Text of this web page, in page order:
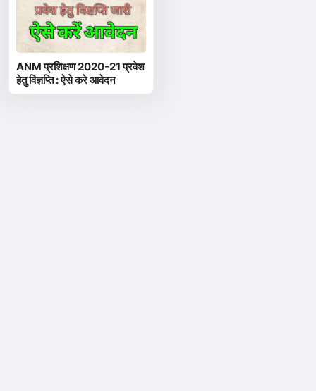
ANM प्रशिक्षण 2020-21 प्रवेश
हेतु विज्ञप्ति : ऐसे करे आवेदन